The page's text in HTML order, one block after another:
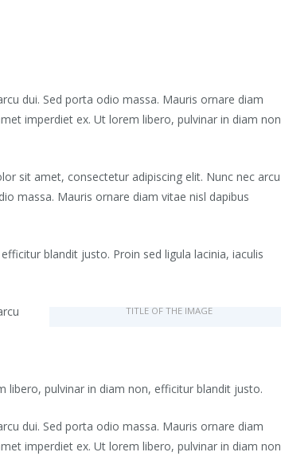
dui. Sed porta odio massa. Mauris ornare diam
imperdiet ex. Ut lorem libero, pulvinar in diam
sit amet, consectetur adipiscing elit. Nunc nec arcu
massa. Mauris ornare diam vitae nisl dapibus
blandit justo. Proin sed ligula lacinia, iaculis
TITLE OF THE IMAGE
libero, pulvinar in diam non, efficitur blandit justo.
dui. Sed porta odio massa. Mauris ornare diam
imperdiet ex. Ut lorem libero, pulvinar in diam